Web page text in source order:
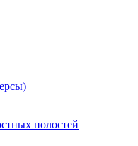
полостей